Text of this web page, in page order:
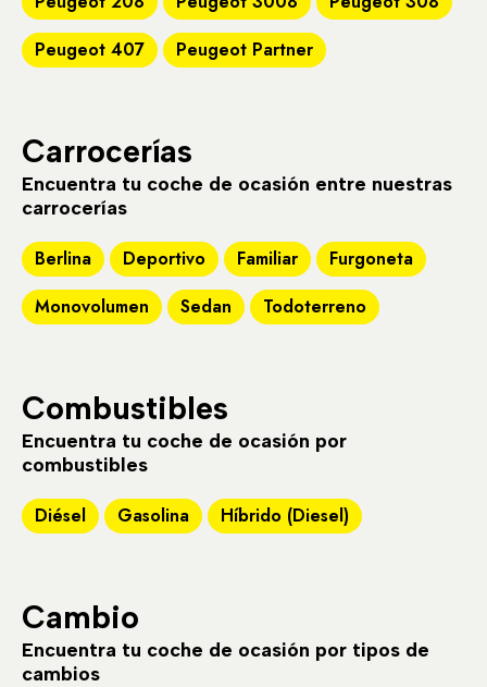
Peugeot 407
Peugeot Partner
Carrocerías
Encuentra tu coche de ocasión entre nuestras
carrocerías
Berlina Deportivo Familiar
Furgoneta
Monovolumen
Sedan Todoterreno
Combustibles
Encuentra tu coche de ocasión por
combustibles
Diésel Gasolina Híbrido (Diesel)
Cambio
Encuentra tu coche de ocasión por tipos de
cambios